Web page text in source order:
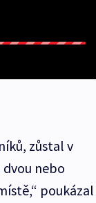
zůstal v
dvou nebo
poukázal